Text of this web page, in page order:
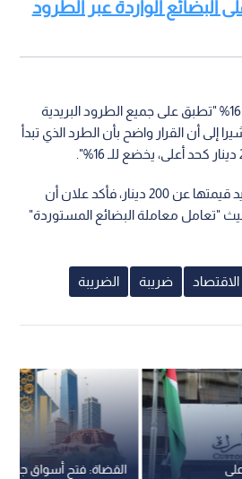
16% على البضائع الواردة عبر الطرود
وأوضح النقيب أن نسبة الـ 16% "تطبق على جميع الطرود البريدية
دينار"، مشيرا إلى أن القرار واضح بأن الطرد الذي تبدأ
أما بالنسبة للطرود التي تزيد قيمتها عن 200 دينار، فأكد علان أن
حيث "تعامل معاملة البضائع المستوردة"
الاقتصاد ضريبة الضريبة
القضاة: فتح أسواق